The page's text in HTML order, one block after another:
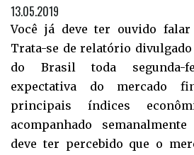
13.05.2019
Você já deve ter ouvido
Trata-se de relatório
do Brasil toda segunda-
expectativa do mercado
principais índices
acompanhado
deve ter percebido que o